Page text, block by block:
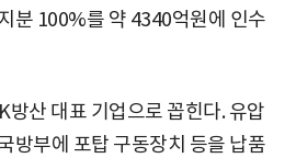
분 100%를 약 4340억원에 인수
방산 대표 기업으로 꼽힌다. 유압
방부에 포탑 구동장치 등을 납품